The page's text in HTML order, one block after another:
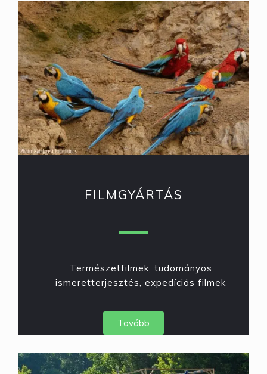
FILMGYÁRTÁS
Természetfilmek, tudományos
ismeretterjesztés, expedíciós filmek
Tovább